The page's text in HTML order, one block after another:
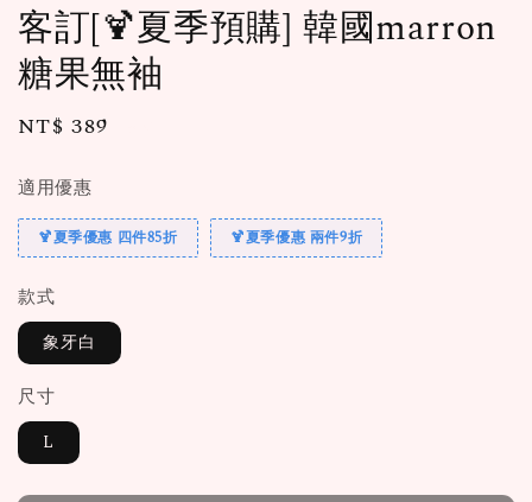
客訂[🍹夏季預購] 韓國marron
糖果無袖
Regular
NT$ 389
適用優惠
🍹夏季優惠 四件85折 🍹夏季優惠 兩件9折
款式
象牙白
尺寸
L